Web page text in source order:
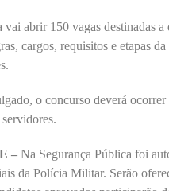
abrir 150 vagas destinadas
cargos, requisitos e etapas
o concurso deverá
– Na Segurança Pública foi
da Polícia Militar. Serão